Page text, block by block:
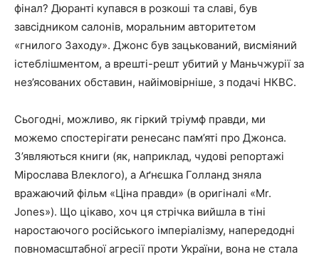
фінал? Дюранті купався в розкоші та славі, був
завсідником салонів, моральним авторитетом
«гнилого Заходу». Джонс був зацькований, висміяний
істеблішментом, а врешті-решт убитий у Маньчжурії за
нез’ясованих обставин, найімовірніше, з подачі НКВС.
Сьогодні, можливо, як гіркий тріумф правди, ми
можемо спостерігати ренесанс пам’яті про Джонса.
З’являються книги (як, наприклад, чудові репортажі
Мірослава Влеклого), а Аґнєшка Голланд зняла
вражаючий фільм «Ціна правди» (в оригіналі «Mr.
Jones»). Що цікаво, хоч ця стрічка вийшла в тіні
наростаючого російського імперіалізму, напередодні
повномасштабної агресії проти України, вона не стала